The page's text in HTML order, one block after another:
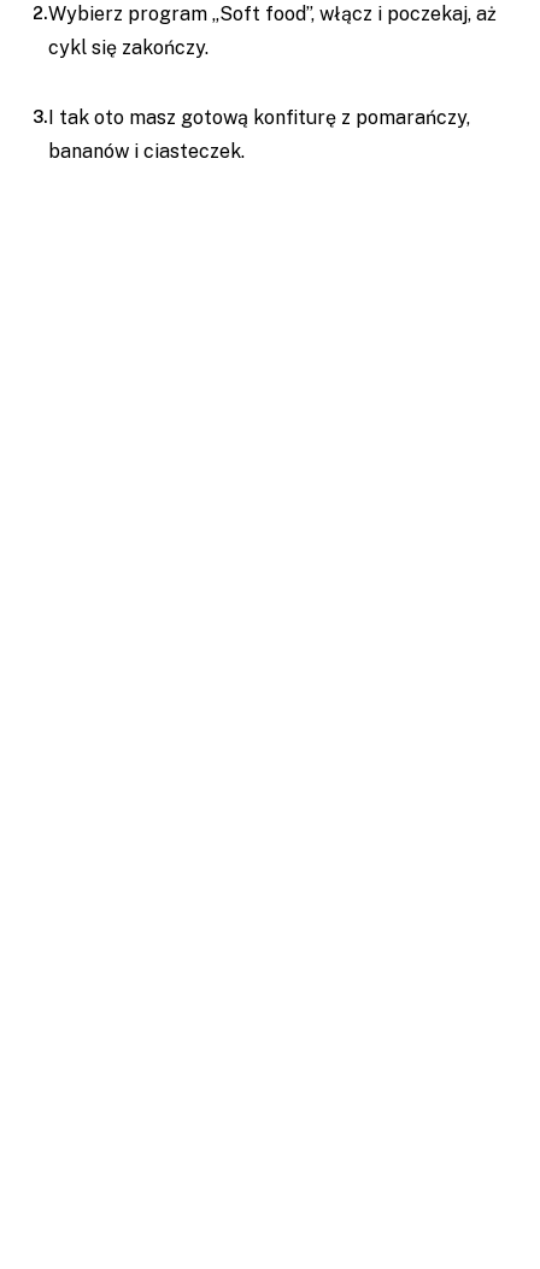
Wybierz program „Soft food”, włącz i poczekaj, aż
cykl się zakończy.
I tak oto masz gotową konfiturę z pomarańczy,
bananów i ciasteczek.